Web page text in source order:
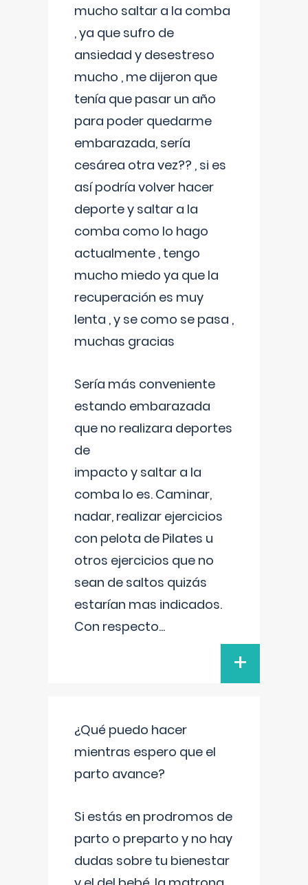
mucho saltar a la comba
, ya que sufro de
ansiedad y desestreso
mucho , me dijeron que
tenía que pasar un año
para poder quedarme
embarazada, sería
cesárea otra vez?? , si es
así podría volver hacer
deporte y saltar a la
comba como lo hago
actualmente , tengo
mucho miedo ya que la
recuperación es muy
lenta , y se como se pasa ,
muchas gracias
Sería más conveniente
estando embarazada
que no realizara deportes
de
impacto y saltar a la
comba lo es. Caminar,
nadar, realizar ejercicios
con pelota de Pilates u
otros ejercicios que no
sean de saltos quizás
estarían mas indicados.
Con respecto...
+
¿Qué puedo hacer
mientras espero que el
parto avance?
Si estás en prodromos de
parto o preparto y no hay
dudas sobre tu bienestar